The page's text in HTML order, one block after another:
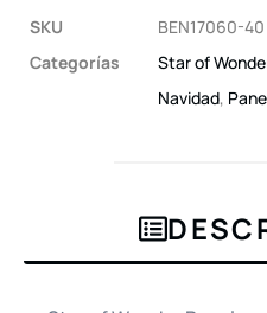
SKU
BEN17060-40
Categorías
Star of
Navidad,